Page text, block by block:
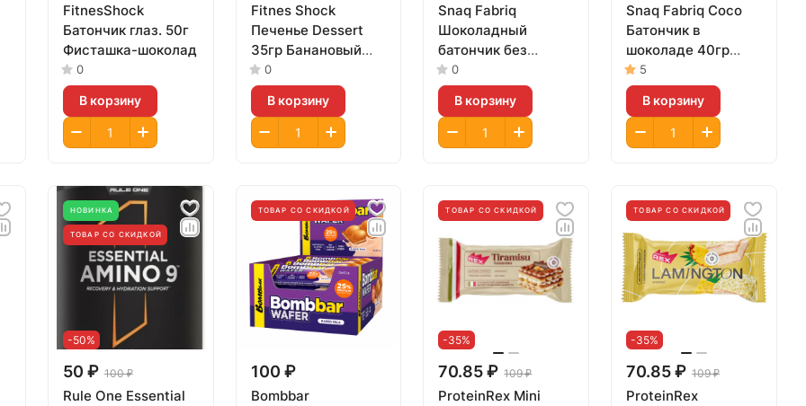
FitnesShock
Батончик глаз. 50г
Фисташка-шоколад
0
В корзину
Fitnes Shock
Печенье Dessert
35гр Банановый
брауни
0
В корзину
Snaq Fabriq
Шоколадный
батончик без
сахара QWIKLER
35гр Кокос
0
В корзину
Snaq Fabriq Coco
Батончик в
шоколаде 40гр
(Кокосово-
миндальный)
5
В корзину
НОВИНКА
ТОВАР СО СКИДКОЙ
-50%
50 ₽ 100 ₽
Rule One Essential
ТОВАР СО СКИДКОЙ
100 ₽
Bombbar
ТОВАР СО СКИДКОЙ
-35%
70.85 ₽ 109 ₽
ProteinRex Mini
ТОВАР СО СКИДКОЙ
-35%
70.85 ₽ 109 ₽
ProteinRex